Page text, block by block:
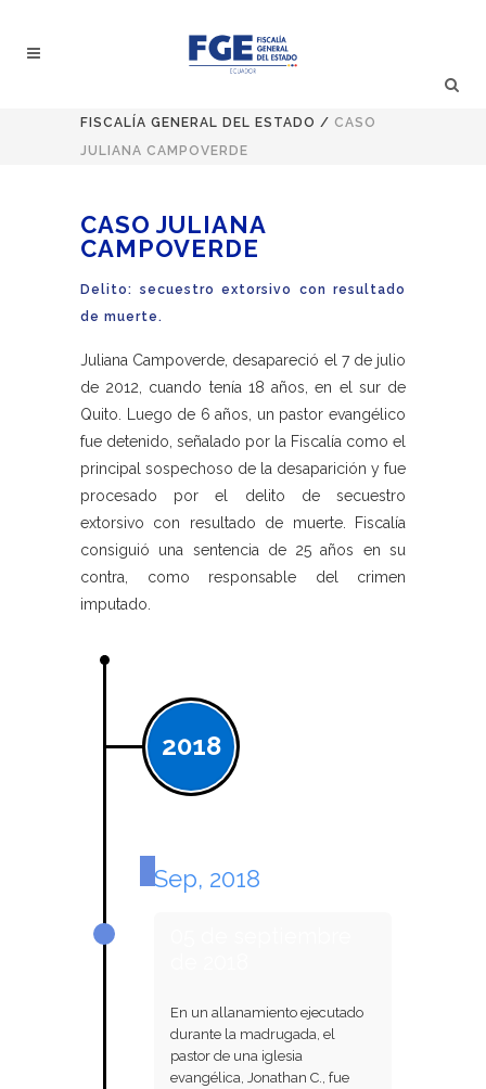
FISCALÍA GENERAL DEL ESTADO / CASO
JULIANA CAMPOVERDE
CASO JULIANA
CAMPOVERDE
Delito: secuestro extorsivo con resultado
de muerte.
Juliana Campoverde, desapareció el 7 de julio
de 2012, cuando tenía 18 años, en el sur de
Quito. Luego de 6 años, un pastor evangélico
fue detenido, señalado por la Fiscalía como el
principal sospechoso de la desaparición y fue
procesado por el delito de secuestro
extorsivo con resultado de muerte. Fiscalía
consiguió una sentencia de 25 años en su
contra, como responsable del crimen
imputado.
2018
Sep, 2018
En un allanamiento ejecutado
durante la madrugada, el
pastor de una iglesia
evangélica, Jonathan C., fue